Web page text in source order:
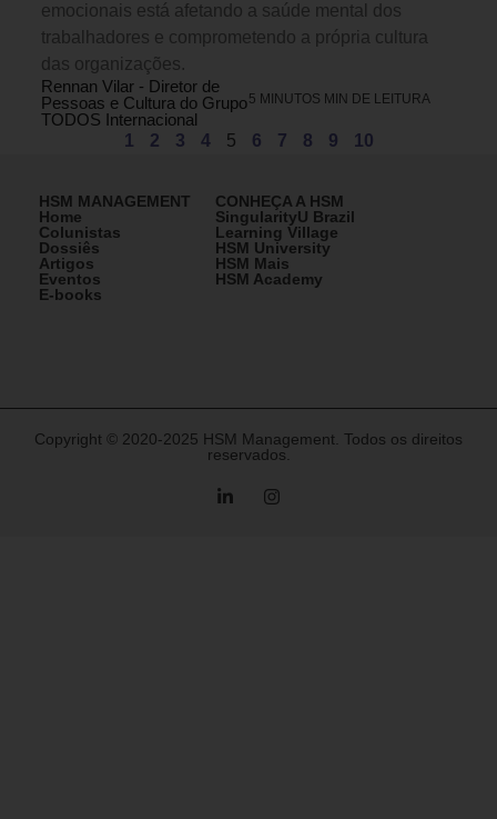
emocionais está afetando a saúde mental dos
trabalhadores e comprometendo a própria cultura
das organizações.
Rennan Vilar - Diretor de
Pessoas e Cultura do Grupo
TODOS Internacional
5 MINUTOS MIN DE LEITURA
1 2 3 4 5 6 7 8 9 10
HSM MANAGEMENT
Home
Colunistas
Dossiês
Artigos
Eventos
E-books
CONHEÇA A HSM
SingularityU Brazil
Learning Village
HSM University
HSM Mais
HSM Academy
Copyright © 2020-2025 HSM Management. Todos os direitos
reservados.